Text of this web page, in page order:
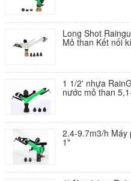
Long Shot
Mỏ than Kết nối
1 1/2' nhựa
nước mỏ than
2.4-9.7m3/h
1"